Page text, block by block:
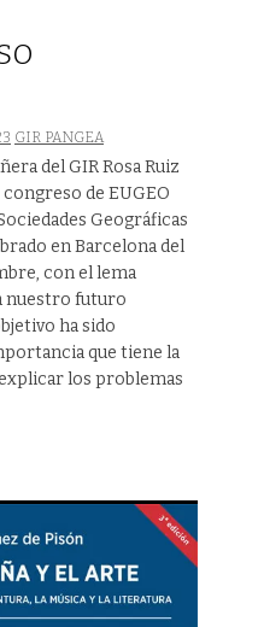
GIR PANGEA
del GIR Rosa Ruiz
de EUGEO
Geográficas
en Barcelona del
con el lema
nuestro futuro
ha sido
que tiene la
los problemas